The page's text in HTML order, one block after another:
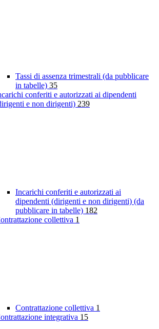
Tassi di assenza trimestrali (da pubblicare
in tabelle) 35
conferiti e autorizzati ai dipendenti
e non dirigenti) 239
Incarichi conferiti e autorizzati ai
dipendenti (dirigenti e non dirigenti) (da
pubblicare in tabelle) 182
collettiva 1
Contrattazione collettiva 1
integrativa 15